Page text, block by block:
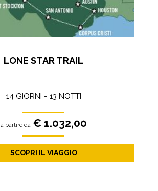
LONE STAR TRAIL
14 GIORNI - 13 NOTTI
a partire da € 1.032,00
SCOPRI IL VIAGGIO